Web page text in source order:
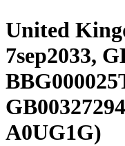
United
7sep2033,
A0UG1G)